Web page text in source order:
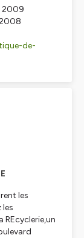
2009
de-
les
les